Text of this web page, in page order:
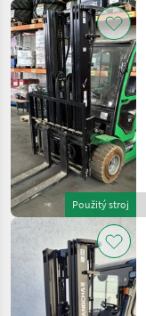
Použitý stroj